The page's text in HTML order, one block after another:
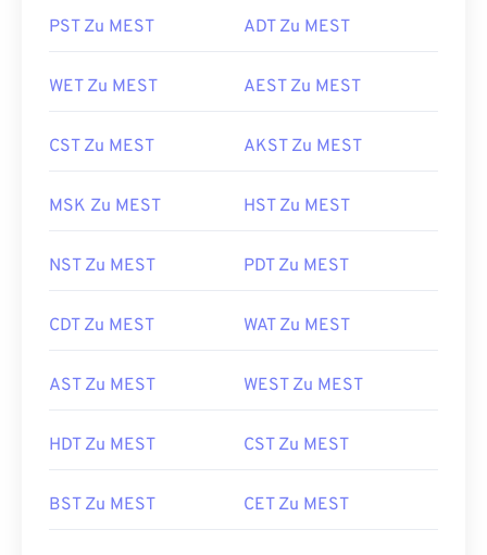
PST Zu MEST ADT Zu MEST
WET Zu MEST AEST Zu MEST
CST Zu MEST AKST Zu MEST
MSK Zu MEST HST Zu MEST
NST Zu MEST PDT Zu MEST
CDT Zu MEST WAT Zu MEST
AST Zu MEST WEST Zu MEST
HDT Zu MEST CST Zu MEST
BST Zu MEST CET Zu MEST